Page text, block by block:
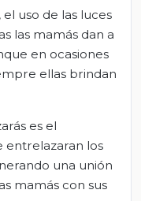
uso de las luces
las mamás dan a
en ocasiones
ellas brindan
es el
entrelazaran los
una unión
mamás con sus